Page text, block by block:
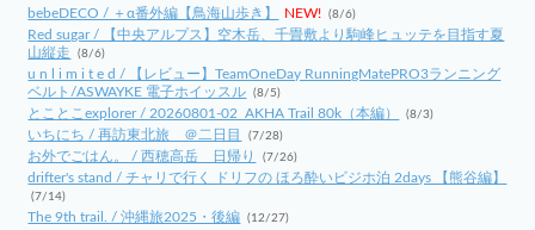
bebeDECO / ＋α番外編【鳥海山歩き】
NEW! (8/6)
Red sugar / 【中央アルプス】空木岳、千畳敷より駒峰ヒュッテを目指す夏
山縦走
(8/6)
u n l i m i t e d / 【レビュー】TeamOneDay RunningMatePRO3ランニング
ベルト/ASWAYKE 電子ホイッスル (8/5)
とことこexplorer / 20260801-02_AKHA Trail 80k（本編） (8/3)
いちにち / 再訪東北旅 ＠二日目 (7/28)
お外でごはん。 / 西穂高岳 日帰り (7/26)
drifter's stand / チャリで行く ドリフの ほろ酔いビジホ泊 2days 【熊谷編】
(7/14)
The 9th trail. / 沖縄旅2025・後編 (12/27)